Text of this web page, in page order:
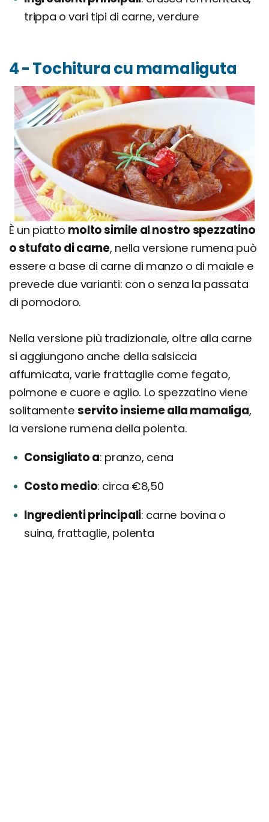
trippa o vari tipi di carne, verdure
4 - Tochitura cu mamaliguta
È un piatto molto simile al nostro spezzatino
o stufato di carne, nella versione rumena può
essere a base di carne di manzo o di maiale e
prevede due varianti: con o senza la passata
di pomodoro.
Nella versione più tradizionale, oltre alla carne
si aggiungono anche della salsiccia
affumicata, varie frattaglie come fegato,
polmone e cuore e aglio. Lo spezzatino viene
solitamenteservito insieme alla mamaliga,
la versione rumena della polenta.
Consigliato a pranzo, cena
Costo medio circa €8,50
Ingredienti principali carne bovina o
suina, frattaglie, polenta